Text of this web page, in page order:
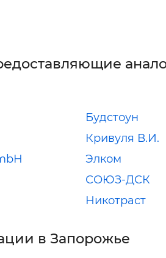
Будстоун
Кривуля В.И.
Элком
СОЮЗ-ДСК
Никотраст
в Запорожье